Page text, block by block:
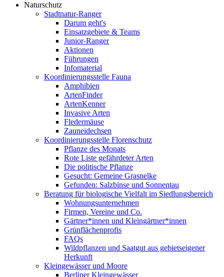
Naturschutz
Stadtnatur-Ranger
Darum geht's
Einsatzgebiete & Teams
Junior-Ranger
Aktionen
Führungen
Infomaterial
Koordinierungsstelle Fauna
Amphibien
ArtenFinder
ArtenKenner
Invasive Arten
Fledermäuse
Zauneidechsen
Koordinierungsstelle Florenschutz
Pflanze des Monats
Rote Liste gefährdeter Arten
Die politische Pflanze
Gesucht: Gemeine Grasnelke
Gefunden: Salzbinse und Sonnentau
Beratung für biologische Vielfalt im Siedlungsbereich
Wohnungsunternehmen
Firmen, Vereine und Co.
Gärtner*innen und Kleingärtner*innen
Grünflächenprofis
FAQs
Wildpflanzen und Saatgut aus gebietseigener
Herkunft
Kleingewässer und Moore
Berliner Kleingewässer